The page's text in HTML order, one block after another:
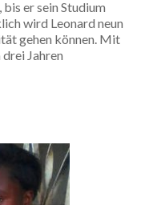
er sein Studium
wird Leonard neun
gehen können. Mit
Jahren